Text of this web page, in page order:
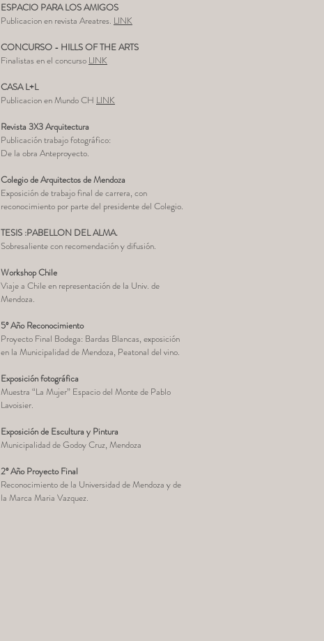
ESPACIO PARA LOS AMIGOS
Publicacion en revista Areatres. LINK
CONCURSO - HILLS OF THE ARTS
Finalistas en el concurso LINK
CASA L+L
Publicacion en Mundo CH LINK
Revista 3X3 Arquitectura
Publicación trabajo fotográfico:
De la obra Anteproyecto.
Colegio de Arquitectos de Mendoza
Exposición de trabajo final de carrera, con
reconocimiento por parte del presidente del Colegio.
TESIS :PABELLON DEL ALMA.
Sobresaliente con recomendación y difusión.
Workshop Chile
Viaje a Chile en representación de la Univ. de
Mendoza.
5º Año Reconocimiento
Proyecto Final Bodega: Bardas Blancas, exposición
en la Municipalidad de Mendoza, Peatonal del vino.
Exposición fotográfica
Muestra “La Mujer” Espacio del Monte de Pablo
Lavoisier.
Exposición de Escultura y Pintura
Municipalidad de Godoy Cruz, Mendoza
2º Año Proyecto Final
Reconocimiento de la Universidad de Mendoza y de
la Marca Maria Vazquez.